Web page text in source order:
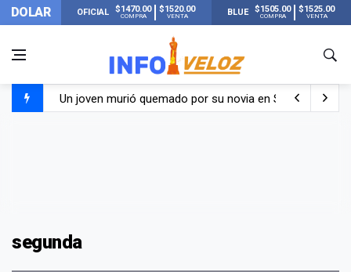
DOLAR OFICIAL $1470.00
COMPRA
$1520.00
VENTA BLUE $1505.00
COMPRA
$1525.00
VENTA
Un joven murió quemado por su novia en San Luis:
segunda